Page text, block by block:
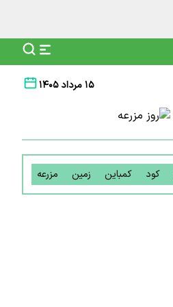
۱۵ مرداد ۱۴۰۵
کود کمباین زمین مزرعه